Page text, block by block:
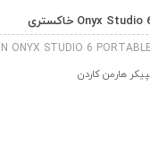
ONYX STUDIO 6
هارمن کاردن